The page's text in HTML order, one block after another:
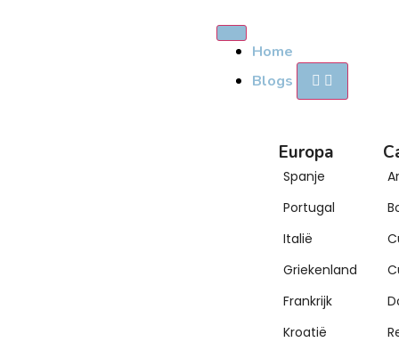
Home
Blogs
Europa
Spanje
Portugal
Italië
Griekenland
Frankrijk
Kroatië